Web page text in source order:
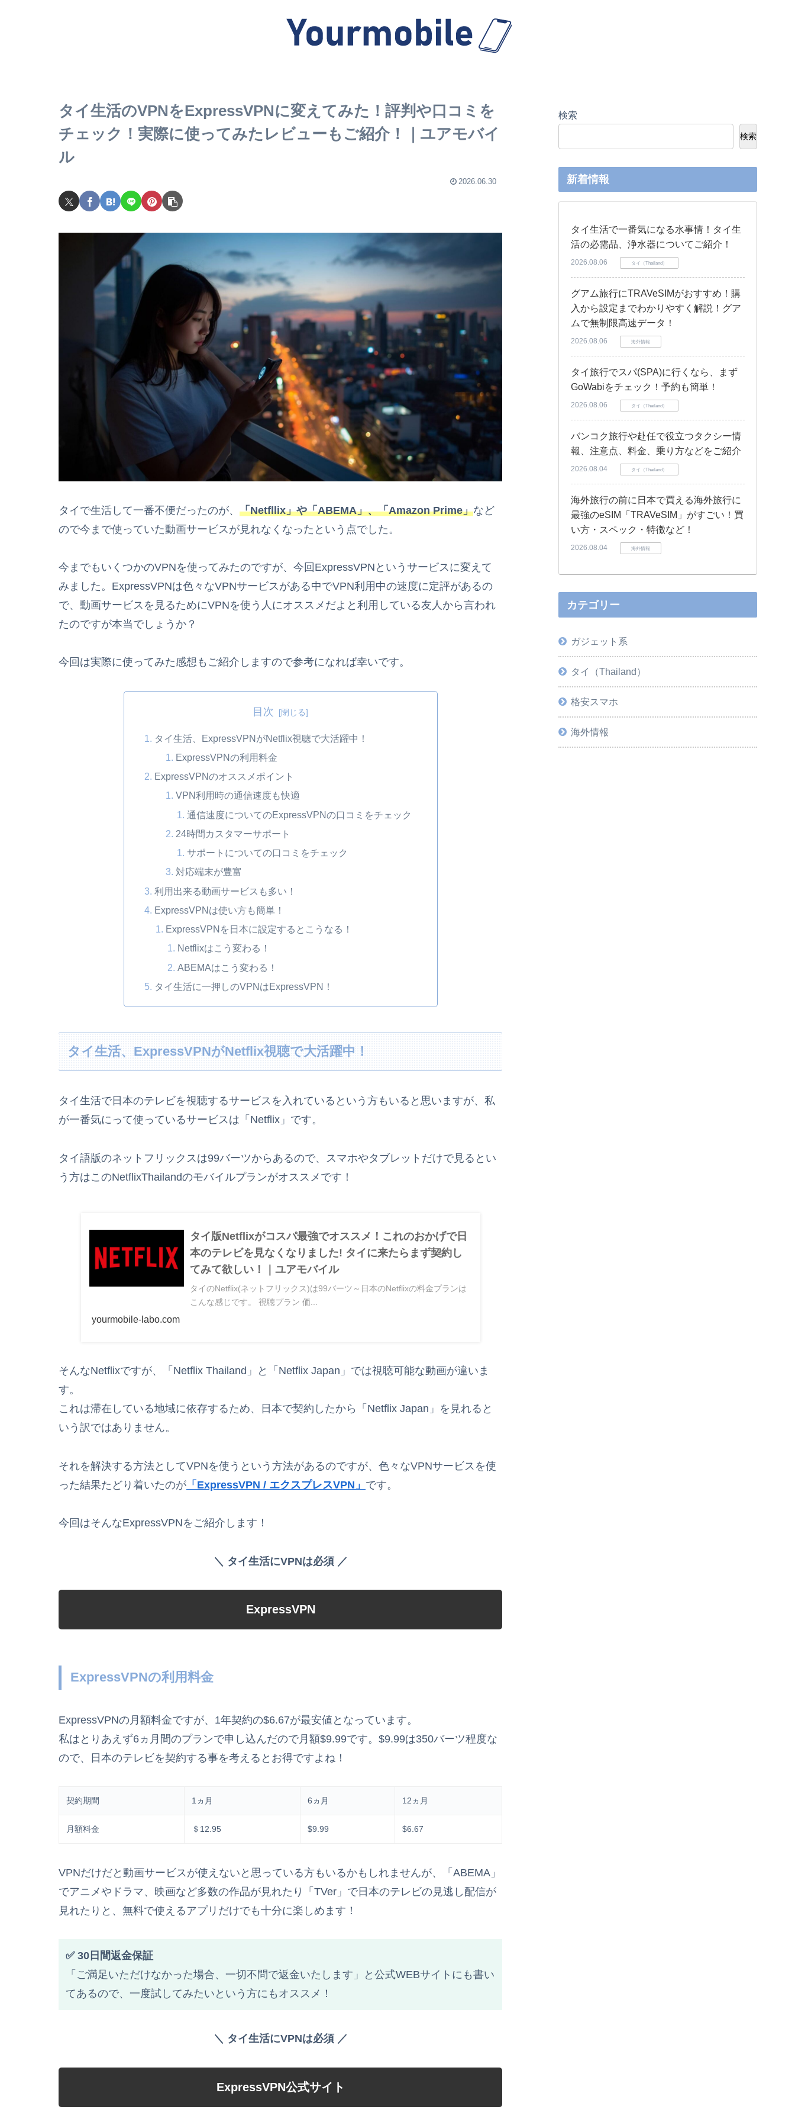
タイ生活のVPNをExpressVPNに変えてみた！評判や口コミを
チェック！実際に使ってみたレビューもご紹介！｜ユアモバイ
ル
2026.06.30
タイで生活して一番不便だったのが、 「Netfllix」や「ABEMA」、「Amazon Prime」など
ので今まで使っていた動画サービスが見れなくなったという点でした。
今までもいくつかのVPNを使ってみたのですが、今回ExpressVPNというサービスに変えて
みました。ExpressVPNは色々なVPNサービスがある中でVPN利用中の速度に定評があるの
で、動画サービスを見るためにVPNを使う人にオススメだよと利用している友人から言われ
たのですが本当でしょうか？
今回は実際に使ってみた感想もご紹介しますので参考になれば幸いです。
目次
タイ生活、ExpressVPNがNetflix視聴で大活躍中！
ExpressVPNの利用料金
ExpressVPNのオススメポイント
VPN利用時の通信速度も快適
通信速度についてのExpressVPNの口コミをチェック
24時間カスタマーサポート
サポートについての口コミをチェック
対応端末が豊富
利用出来る動画サービスも多い！
ExpressVPNは使い方も簡単！
ExpressVPNを日本に設定するとこうなる！
Netflixはこう変わる！
ABEMAはこう変わる！
タイ生活に一押しのVPNはExpressVPN！
タイ生活、ExpressVPNがNetflix視聴で大活躍中！
タイ生活で日本のテレビを視聴するサービスを入れているという方もいると思いますが、私
が一番気にって使っているサービスは「Netflix」です。
タイ語版のネットフリックスは99バーツからあるので、スマホやタブレットだけで見るとい
う方はこのNetflixThailandのモバイルプランがオススメです！
タイ版Netflixがコスパ最強でオススメ！これのおかげで日
本のテレビを見なくなりました! タイに来たらまず契約し
てみて欲しい！｜ユアモバイル
タイのNetflix(ネットフリックス)は99バーツ～日本のNetflixの料金プランは
こんな感じです。 視聴プラン 価...
yourmobile-labo.com
そんなNetflixですが、「Netflix Thailand」と「Netflix Japan」では視聴可能な動画が違いま
す。
これは滞在している地域に依存するため、日本で契約したから「Netflix Japan」を見れると
いう訳ではありません。
それを解決する方法としてVPNを使うという方法があるのですが、色々なVPNサービスを使
った結果たどり着いたのが 「ExpressVPN / エクスプレスVPN」 です。
今回はそんなExpressVPNをご紹介します！
＼ タイ生活にVPNは必須 ／
ExpressVPN
ExpressVPNの利用料金
ExpressVPNの月額料金ですが、1年契約の$6.67が最安値となっています。
私はとりあえず6ヵ月間のプランで申し込んだので月額$9.99です。$9.99は350バーツ程度な
ので、日本のテレビを契約する事を考えるとお得ですよね！
契約期間 1ヵ月 6ヵ月 12ヵ月
月額料金 ＄12.95 $9.99 $6.67
VPNだけだと動画サービスが使えないと思っている方もいるかもしれませんが、「ABEMA」
でアニメやドラマ、映画など多数の作品が見れたり「TVer」で日本のテレビの見逃し配信が
見れたりと、無料で使えるアプリだけでも十分に楽しめます！
✅ 30日間返金保証
「ご満足いただけなかった場合、一切不問で返金いたします」と公式WEBサイトにも書い
てあるので、一度試してみたいという方にもオススメ！
＼ タイ生活にVPNは必須 ／
ExpressVPN公式サイト
検索
検索
新着情報
タイ生活で一番気になる水事情！タイ生
活の必需品、浄水器についてご紹介！
2026.08.06 タイ（Thailand）
グアム旅行にTRAVeSIMがおすすめ！購
入から設定までわかりやすく解説！グア
ムで無制限高速データ！
2026.08.06 海外情報
タイ旅行でスパ(SPA)に行くなら、まず
GoWabiをチェック！予約も簡単！
2026.08.06 タイ（Thailand）
バンコク旅行や赴任で役立つタクシー情
報、注意点、料金、乗り方などをご紹介
2026.08.04 タイ（Thailand）
海外旅行の前に日本で買える海外旅行に
最強のeSIM「TRAVeSIM」がすごい！買
い方・スペック・特徴など！
2026.08.04 海外情報
カテゴリー
ガジェット系
タイ（Thailand）
格安スマホ
海外情報